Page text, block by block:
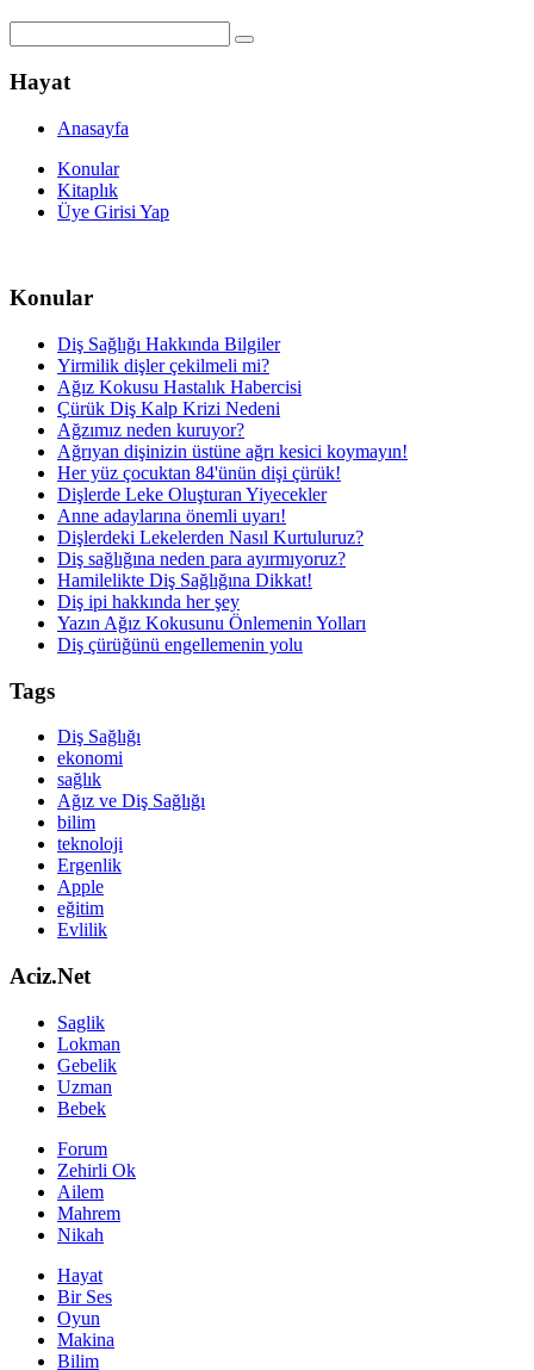
Hayat
Anasayfa
Konular
Kitaplık
Üye Girisi Yap
Konular
Diş Sağlığı Hakkında Bilgiler
Yirmilik dişler çekilmeli mi?
Ağız Kokusu Hastalık Habercisi
Çürük Diş Kalp Krizi Nedeni
Ağzımız neden kuruyor?
Ağrıyan dişinizin üstüne ağrı kesici koymayın!
Her yüz çocuktan 84'ünün dişi çürük!
Dişlerde Leke Oluşturan Yiyecekler
Anne adaylarına önemli uyarı!
Dişlerdeki Lekelerden Nasıl Kurtuluruz?
Diş sağlığına neden para ayırmıyoruz?
Hamilelikte Diş Sağlığına Dikkat!
Diş ipi hakkında her şey
Yazın Ağız Kokusunu Önlemenin Yolları
Diş çürüğünü engellemenin yolu
Tags
Diş Sağlığı
ekonomi
sağlık
Ağız ve Diş Sağlığı
bilim
teknoloji
Ergenlik
Apple
eğitim
Evlilik
Aciz.Net
Saglik
Lokman
Gebelik
Uzman
Bebek
Forum
Zehirli Ok
Ailem
Mahrem
Nikah
Hayat
Bir Ses
Oyun
Makina
Bilim